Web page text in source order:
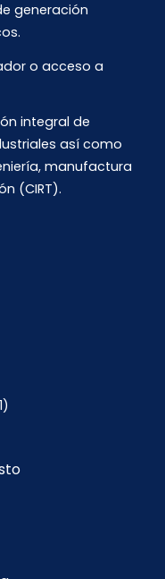
generación
o acceso a
integral de
así como
manufactura
(CIRT).
“Lista Corta”